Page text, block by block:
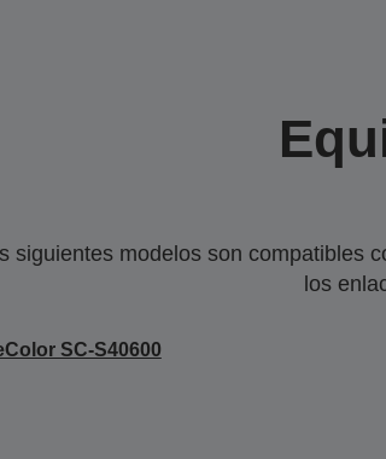
siguientes modelos son compatibles
los
SC-S40600